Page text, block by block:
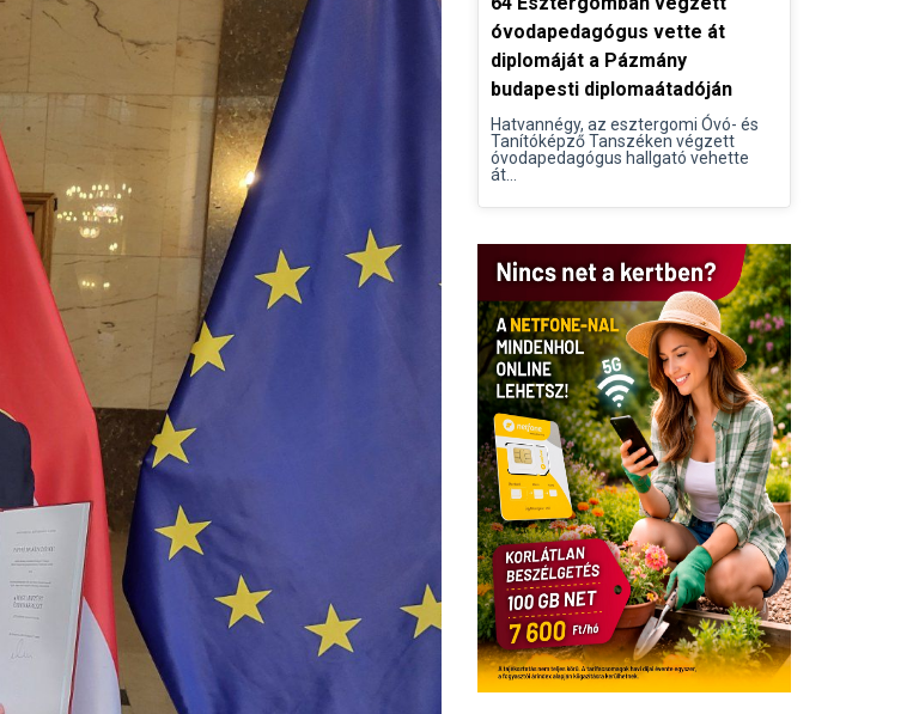
óvodapedagógus vette át
diplomáját a Pázmány
budapesti diplomaátadóján
Hatvannégy, az esztergomi Óvó- és
Tanítóképző Tanszéken végzett
óvodapedagógus hallgató vehette
át...